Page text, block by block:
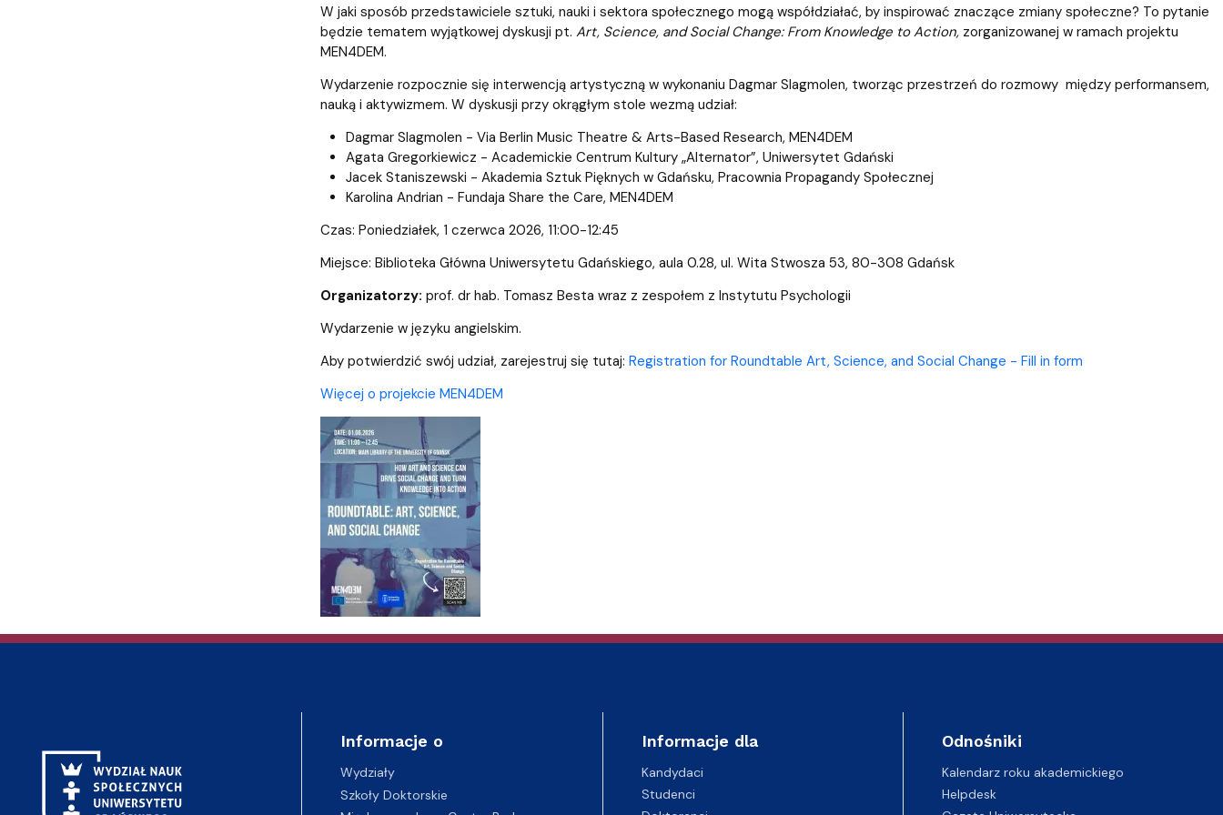
W jaki sposób przedstawiciele sztuki, nauki i sektora społecznego mogą współdziałać, by inspirować znaczące zmiany społeczne? To pytanie
będzie tematem wyjątkowej dyskusji pt. Art, Science, and Social Change: From Knowledge to Action,zorganizowanej w ramach projektu
MEN4DEM.
Wydarzenie rozpocznie się interwencją artystyczną w wykonaniu Dagmar Slagmolen, tworząc przestrzeń do rozmowy między performansem,
nauką i aktywizmem. W dyskusji przy okrągłym stole wezmą udział:
Dagmar Slagmolen - Via Berlin Music Theatre & Arts-Based Research, MEN4DEM
Agata Gregorkiewicz - Academickie Centrum Kultury „Alternator”, Uniwersytet Gdański
Jacek Staniszewski - Akademia Sztuk Pięknych w Gdańsku, Pracownia Propagandy Społecznej
Karolina Andrian - Fundaja Share the Care, MEN4DEM
Czas: Poniedziałek, 1 czerwca 2026, 11:00-12:45
Miejsce: Biblioteka Główna Uniwersytetu Gdańskiego, aula 0.28, ul. Wita Stwosza 53, 80-308 Gdańsk
Organizatorzy: prof. dr hab. Tomasz Besta wraz z zespołem z Instytutu Psychologii
Wydarzenie w języku angielskim.
Aby potwierdzić swój udział, zarejestruj się tutaj: Registration for Roundtable Art, Science, and Social Change - Fill in form
Więcej o projekcie MEN4DEM
Informacje o
Wydziały
Szkoły Doktorskie
Informacje dla
Kandydaci
Studenci
Odnośniki
Kalendarz roku akademickiego
Helpdesk